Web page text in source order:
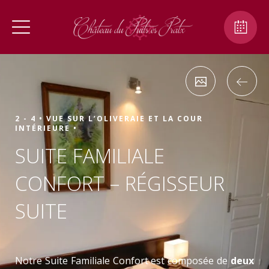
2 - 4 • VUE SUR L’OLIVERAIE ET LA COUR
INTÉRIEURE •
SUITE FAMILIALE
CONFORT – RÉGISSEUR
SUITE
Notre Suite Familiale Confort est composée dedeux